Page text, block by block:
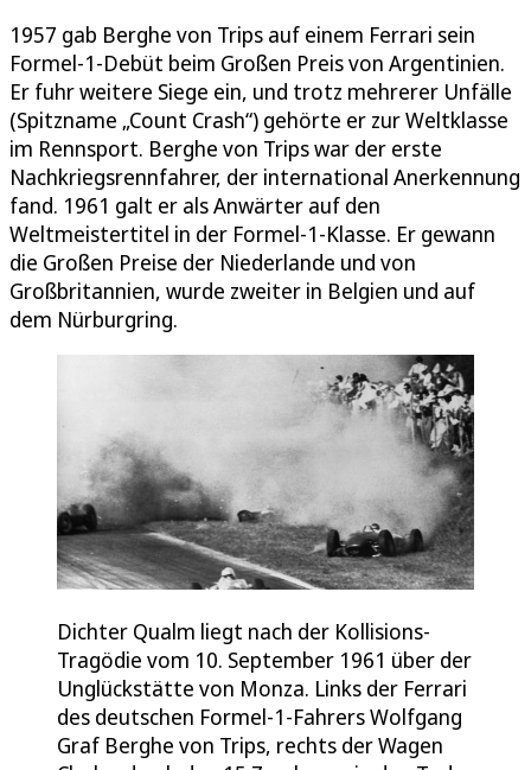
1957 gab Berghe von Trips auf einem Ferrari sein
Formel-1-Debüt beim Großen Preis von Argentinien.
Er fuhr weitere Siege ein, und trotz mehrerer Unfälle
(Spitzname „Count Crash“) gehörte er zur Weltklasse
im Rennsport. Berghe von Trips war der erste
Nachkriegsrennfahrer, der international Anerkennung
fand. 1961 galt er als Anwärter auf den
Weltmeistertitel in der Formel-1-Klasse. Er gewann
die Großen Preise der Niederlande und von
Großbritannien, wurde zweiter in Belgien und auf
dem Nürburgring.
Dichter Qualm liegt nach der Kollisions-
Tragödie vom 10. September 1961 über der
Unglückstätte von Monza. Links der Ferrari
des deutschen Formel-1-Fahrers Wolfgang
Graf Berghe von Trips, rechts der Wagen